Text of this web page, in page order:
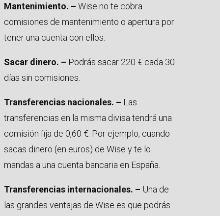
Mantenimiento. – Wise no te cobra
comisiones de mantenimiento o apertura por
tener una cuenta con ellos.
Sacar dinero. – Podrás sacar 220 € cada 30
días sin comisiones.
Transferencias nacionales. – Las
transferencias en la misma divisa tendrá una
comisión fija de 0,60 €. Por ejemplo, cuando
sacas dinero (en euros) de Wise y te lo
mandas a una cuenta bancaria en España.
Transferencias internacionales. – Una de
las grandes ventajas de Wise es que podrás